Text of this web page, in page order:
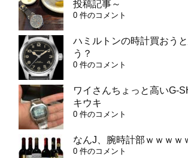
投稿記事～
0 件のコメント
ハミルトンの時計買おう
う？
0 件のコメント
ワイさんちょっと高いG-
キウキ
0 件のコメント
なんJ、腕時計部ｗｗｗｗ
0 件のコメント